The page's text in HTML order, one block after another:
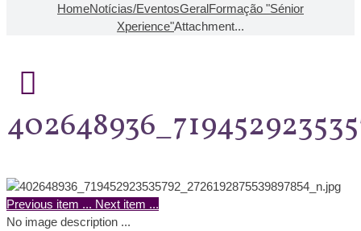
HomeNotícias/EventosGeralFormação "Sénior
Xperience"Attachment...
Previous item ... Next item ...
No image description ...